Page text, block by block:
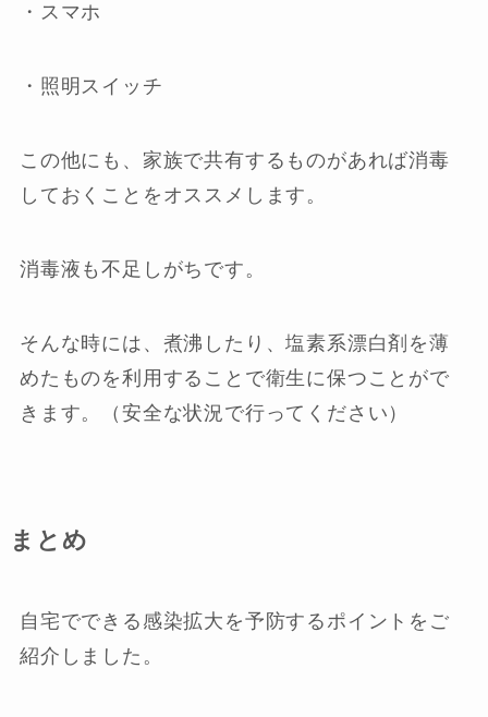
・スマホ
・照明スイッチ
この他にも、家族で共有するものがあれば消毒
しておくことをオススメします。
消毒液も不足しがちです。
そんな時には、煮沸したり、塩素系漂白剤を薄
めたものを利用することで衛生に保つことがで
きます。（安全な状況で行ってください）
まとめ
自宅でできる感染拡大を予防するポイントをご
紹介しました。